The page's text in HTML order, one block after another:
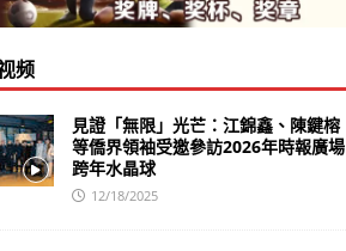
频
見證「無限」光芒：江錦鑫、陳鍵榕
等僑界領袖受邀參訪2026年時報廣場
跨年水晶球
12/18/2025